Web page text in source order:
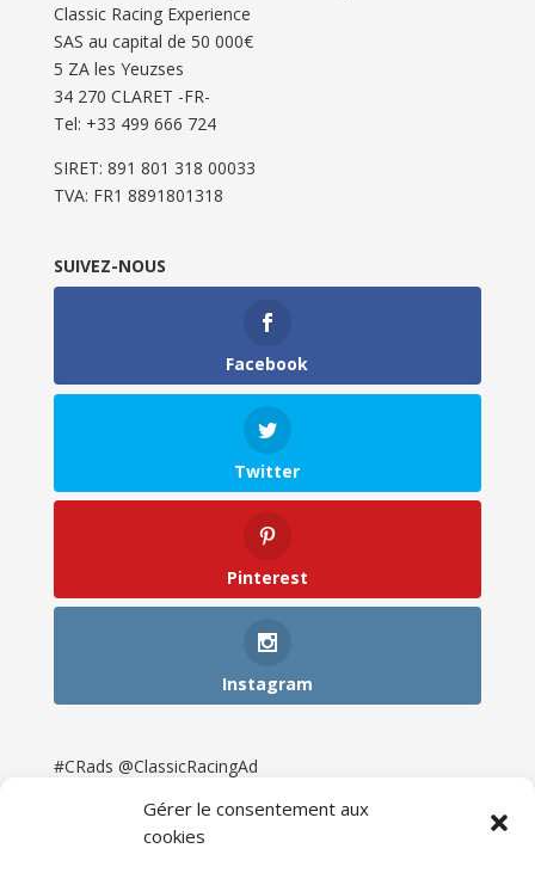
Gérer le consentement aux
cookies
Classic Racing Experience
SAS au capital de 50 000€
5 ZA les Yeuzses
34 270 CLARET -FR-
Tel: ‭+33 499 666 724‬
SIRET: 891 801 318 00033
TVA: FR1 8891801318
SUIVEZ-NOUS
Facebook
Twitter
Pinterest
Instagram
#CRads @ClassicRacingAd